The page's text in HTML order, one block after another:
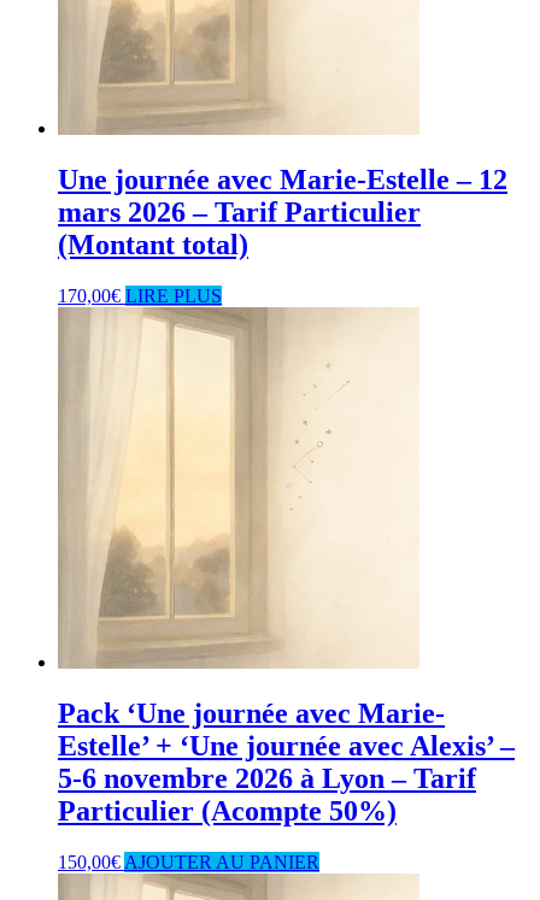
Une journée avec Marie-Estelle – 12
mars 2026 – Tarif Particulier
(Montant total)
170,00€ LIRE PLUS
Pack ‘Une journée avec Marie-
Estelle’ + ‘Une journée avec Alexis’ –
5-6 novembre 2026 à Lyon – Tarif
Particulier (Acompte 50%)
150,00€ AJOUTER AU PANIER